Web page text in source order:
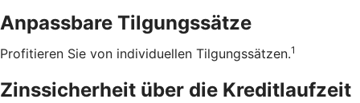
Anpassbare Tilgungssätze
Profitieren Sie von individuellen Tilgungssätzen.1
Zinssicherheit über die ­Kreditlaufzeit